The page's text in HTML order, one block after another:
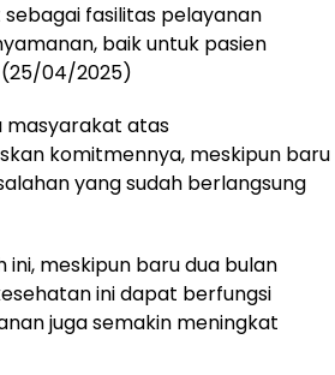
fasilitas pelayanan
baik untuk pasien
(25/04/2025)
masyarakat atas
komitmennya, meskipun baru
yang sudah berlangsung
meskipun baru dua bulan
ini dapat berfungsi
juga semakin meningkat